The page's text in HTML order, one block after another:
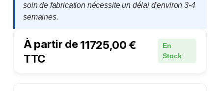
soin de fabrication nécessite un délai d'environ 3-4
semaines.
À partir de11725,00 €
TTC
En
Stock